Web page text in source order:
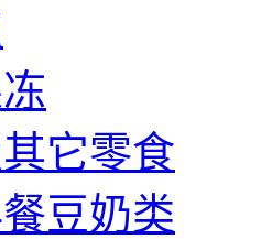
它零食
豆奶类